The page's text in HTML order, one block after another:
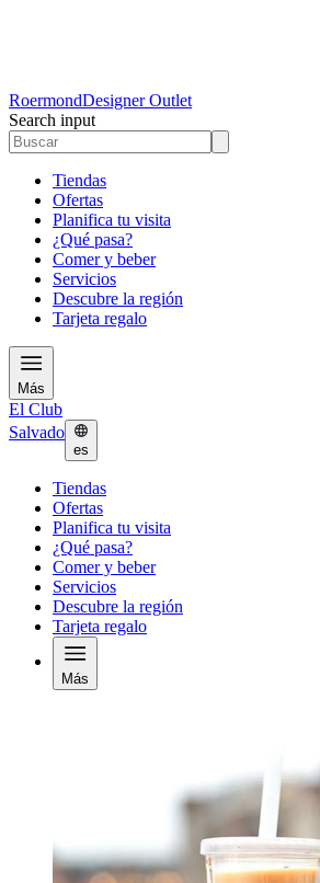
RoermondDesigner Outlet
Search input
Tiendas
Ofertas
Planifica tu visita
¿Qué pasa?
Comer y beber
Servicios
Descubre la región
Tarjeta regalo
Más
El Club
Salvado
es
Tiendas
Ofertas
Planifica tu visita
¿Qué pasa?
Comer y beber
Servicios
Descubre la región
Tarjeta regalo
Más